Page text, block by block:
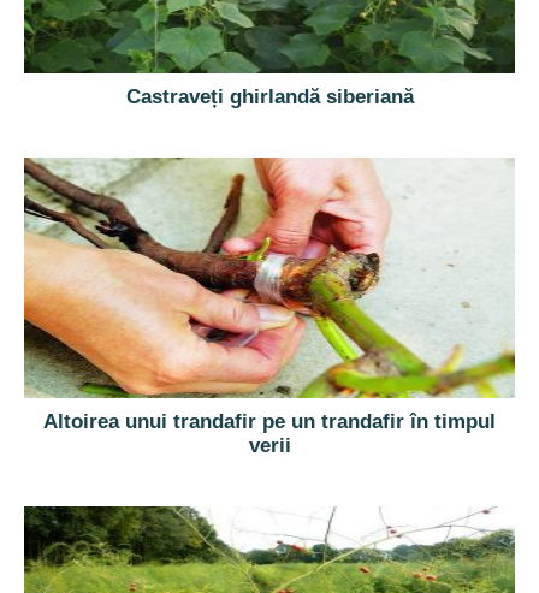
Castraveți ghirlandă siberiană
Altoirea unui trandafir pe un trandafir în timpul
verii